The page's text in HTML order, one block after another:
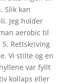
Slik kan
Jeg holder
aerobic til
5. Rettskriving
Vi stilte og en
var fyllt
kollaps eller